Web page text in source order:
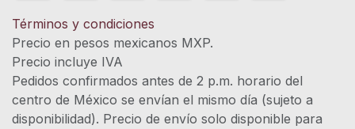
Términos y condiciones
Precio en pesos mexicanos MXP.
Precio incluye IVA
Pedidos confirmados antes de 2 p.m. horario del
centro de México se envían el mismo día (sujeto a
disponibilidad). Precio de envío solo disponible para